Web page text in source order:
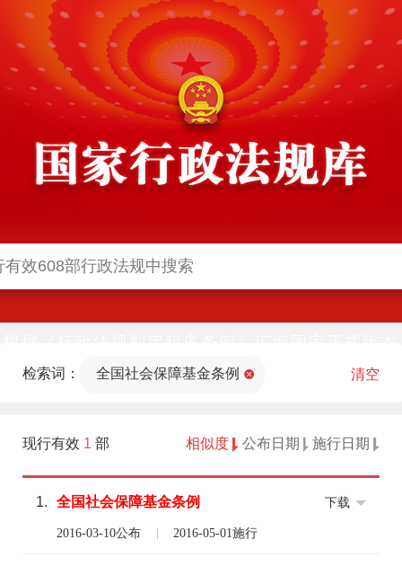
法部官网)同步公布
检索词： 全国社会保障基金条例 清空
现行有效 1 部 相似度 公布日期 施行日期
1. 全国社会保障基金条例
2016-03-10公布 2016-05-01施行
下载